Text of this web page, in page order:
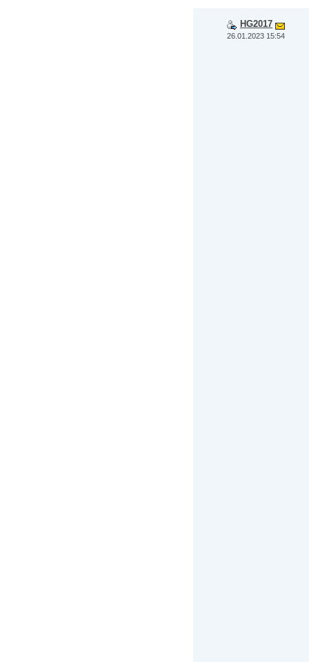
HG2017
26.01.2023 15:54